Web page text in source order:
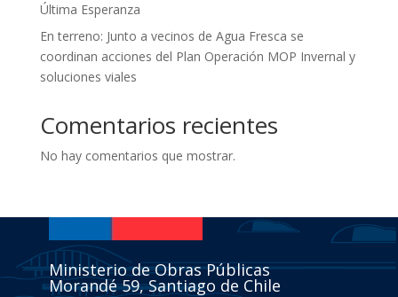
Última Esperanza
En terreno: Junto a vecinos de Agua Fresca se
coordinan acciones del Plan Operación MOP Invernal y
soluciones viales
Comentarios recientes
No hay comentarios que mostrar.
Ministerio de Obras Públicas
Morandé 59, Santiago de Chile